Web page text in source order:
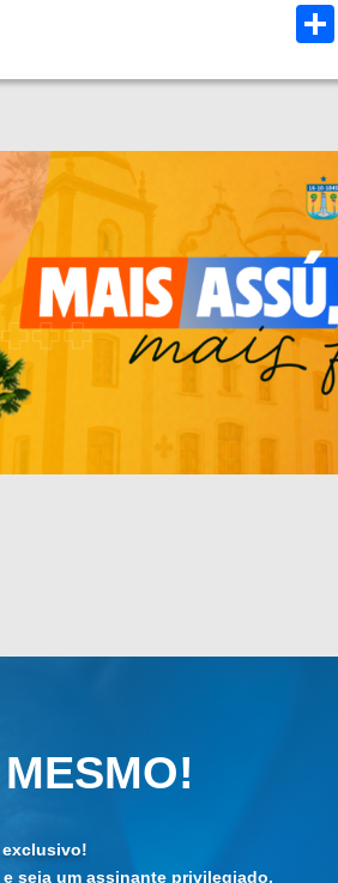
seja um assinante privilegiado.